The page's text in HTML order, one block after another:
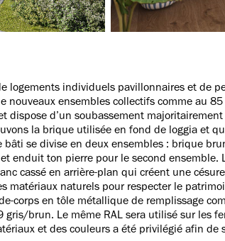
logements individuels pavillonnaires et de
nouveaux ensembles collectifs comme au
dispose d’un soubassement
la brique utilisée en fond de loggia et
bâti se divise en deux ensembles : brique
enduit ton pierre pour le second ensemble.
cassé en arrière-plan qui créent une
matériaux naturels pour respecter le
corps en tôle métallique de remplissage
gris/brun. Le même RAL sera utilisé sur les
et des couleurs a été privilégié afin de